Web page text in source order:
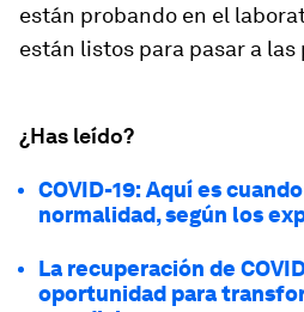
están probando en el
están listos para pasar a las
¿Has leído?
COVID-19: Aquí es
normalidad, según los
La recuperación de
oportunidad para